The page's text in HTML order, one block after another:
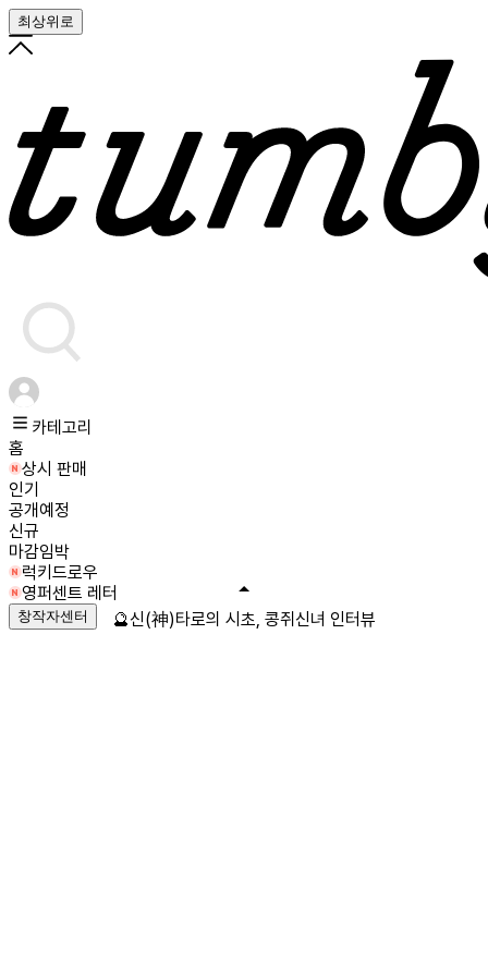
최상위로
카테고리
홈
상시 판매
인기
공개예정
신규
마감임박
럭키드로우
영퍼센트 레터
창작자센터 🔮신(神)타로의 시초, 콩쥐신녀 인터뷰